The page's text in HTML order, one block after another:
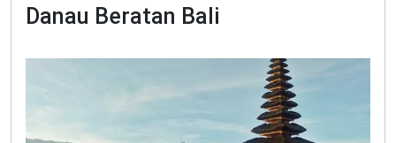
Danau Beratan Bali